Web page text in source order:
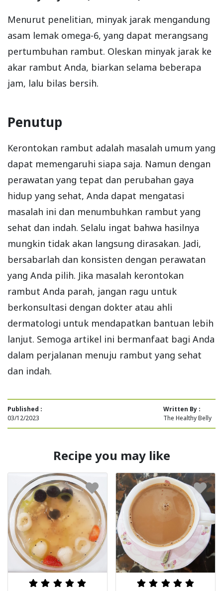
Menurut penelitian, minyak jarak mengandung
asam lemak omega-6, yang dapat merangsang
pertumbuhan rambut. Oleskan minyak jarak ke
akar rambut Anda, biarkan selama beberapa
jam, lalu bilas bersih.
Penutup
Kerontokan rambut adalah masalah umum yang
dapat memengaruhi siapa saja. Namun dengan
perawatan yang tepat dan perubahan gaya
hidup yang sehat, Anda dapat mengatasi
masalah ini dan menumbuhkan rambut yang
sehat dan indah. Selalu ingat bahwa hasilnya
mungkin tidak akan langsung dirasakan. Jadi,
bersabarlah dan konsisten dengan perawatan
yang Anda pilih. Jika masalah kerontokan
rambut Anda parah, jangan ragu untuk
berkonsultasi dengan dokter atau ahli
dermatologi untuk mendapatkan bantuan lebih
lanjut. Semoga artikel ini bermanfaat bagi Anda
dalam perjalanan menuju rambut yang sehat
dan indah.
Published :
03/12/2023
Written By :
The Healthy Belly
Recipe you may like